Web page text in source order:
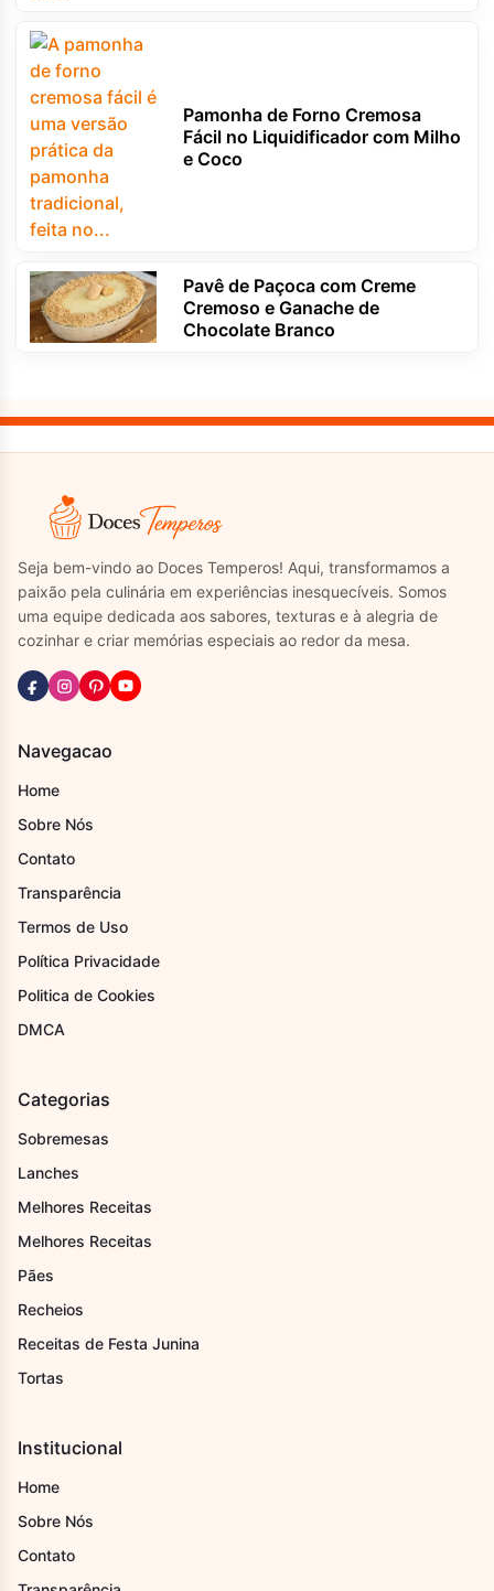
Pamonha de Forno Cremosa
Fácil no Liquidificador com Milho
e Coco
Pavê de Paçoca com Creme
Cremoso e Ganache de
Chocolate Branco
Seja bem-vindo ao Doces Temperos! Aqui, transformamos a
paixão pela culinária em experiências inesquecíveis. Somos
uma equipe dedicada aos sabores, texturas e à alegria de
cozinhar e criar memórias especiais ao redor da mesa.
Navegacao
Home
Sobre Nós
Contato
Transparência
Termos de Uso
Política Privacidade
Politica de Cookies
DMCA
Categorias
Sobremesas
Lanches
Melhores Receitas
Melhores Receitas
Pães
Recheios
Receitas de Festa Junina
Tortas
Institucional
Home
Sobre Nós
Contato